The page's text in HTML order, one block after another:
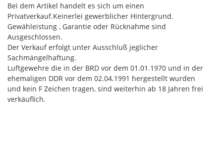
Bei dem Artikel handelt es sich um einen
Privatverkauf.Keinerlei gewerblicher Hintergrund.
Gewähleistung , Garantie oder Rücknahme sind
Ausgeschlossen.
Der Verkauf erfolgt unter Ausschluß jeglicher
Sachmängelhaftung.
Luftgewehre die in der BRD vor dem 01.01.1970 und in der
ehemaligen DDR vor dem 02.04.1991 hergestellt wurden
und kein F Zeichen tragen, sind weiterhin ab 18 Jahren frei
verkäuflich.